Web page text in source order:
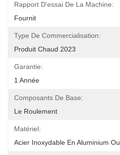
Rapport D'essai De La Machine:
Fournit
Type De Commercialisation:
Produit Chaud 2023
Garantie:
1 Année
Composants De Base:
Le Roulement
Matériel:
Acier Inoxydable En Aluminium Ou